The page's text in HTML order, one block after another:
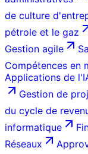
de culture
pétrole et le gaz
Gestion agile
Compétences en
Applications de
Gestion de
du cycle de
informatique
Réseaux